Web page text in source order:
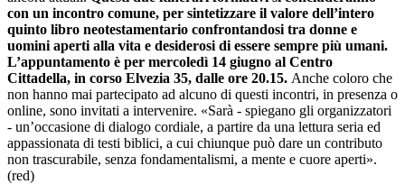
con un incontro comune, per sintetizzare il valore dell’intero
quinto libro neotestamentario confrontandosi tra donne e
uomini aperti alla vita e desiderosi di essere sempre più umani.
L’appuntamento è per mercoledì 14 giugno al Centro
Cittadella, in corso Elvezia 35, dalle ore 20.15. Anche coloro che
non hanno mai partecipato ad alcuno di questi incontri, in presenza o
online, sono invitati a intervenire. «Sarà - spiegano gli organizzatori
- un’occasione di dialogo cordiale, a partire da una lettura seria ed
appassionata di testi biblici, a cui chiunque può dare un contributo
non trascurabile, senza fondamentalismi, a mente e cuore aperti».
(red)